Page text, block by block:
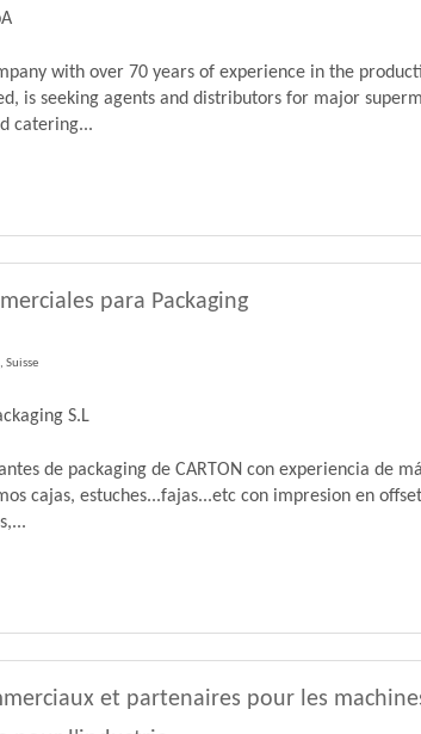
with over 70 years of experience in the
is seeking agents and distributors for major
catering...
para Packaging
Suisse
S.L
de packaging de CARTON con experiencia de
cajas, estuches...fajas...etc con impresion en
et partenaires pour les